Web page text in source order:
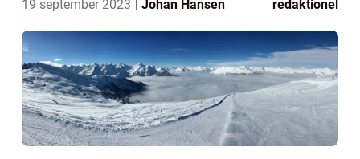
19 september 2023 Johan Hansen redaktionel